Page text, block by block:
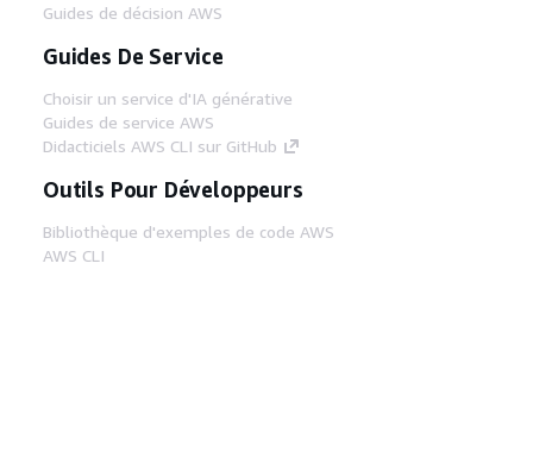
Guides de décision AWS
Guides De Service
Choisir un service d'IA générative
Guides de service AWS
Didacticiels AWS CLI sur GitHub
Outils Pour Développeurs
Bibliothèque d'exemples de code AWS
AWS CLI